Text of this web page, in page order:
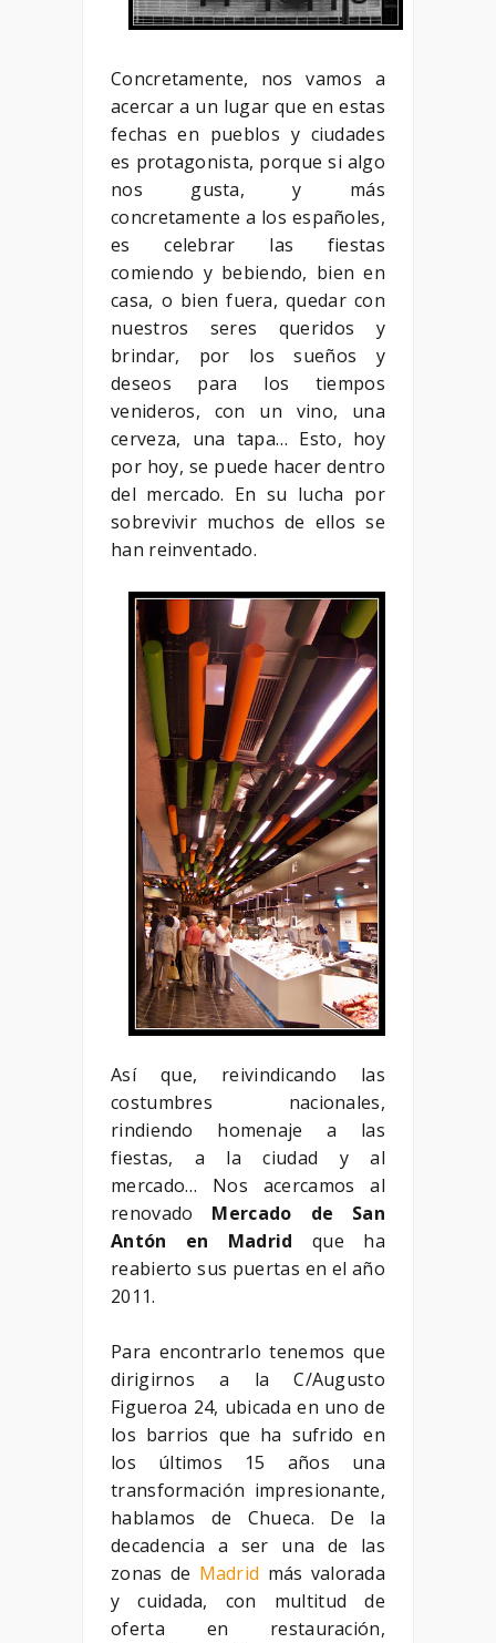
Concretamente, nos vamos a
acercar a un lugar que en estas
fechas en pueblos y ciudades
es protagonista, porque si algo
nos gusta, y más
concretamente a los españoles,
es celebrar las fiestas
comiendo y bebiendo, bien en
casa, o bien fuera, quedar con
nuestros seres queridos y
brindar, por los sueños y
deseos para los tiempos
venideros, con un vino, una
cerveza, una tapa… Esto, hoy
por hoy, se puede hacer dentro
del mercado. En su lucha por
sobrevivir muchos de ellos se
han reinventado.
Así que, reivindicando las
costumbres nacionales,
rindiendo homenaje a las
fiestas, a la ciudad y al
mercado… Nos acercamos al
renovado Mercado de San
Antón en Madrid que ha
reabierto sus puertas en el año
2011.
Para encontrarlo tenemos que
dirigirnos a la C/Augusto
Figueroa 24, ubicada en uno de
los barrios que ha sufrido en
los últimos 15 años una
transformación impresionante,
hablamos de Chueca. De la
decadencia a ser una de las
zonas de Madrid más valorada
y cuidada, con multitud de
oferta en restauración,